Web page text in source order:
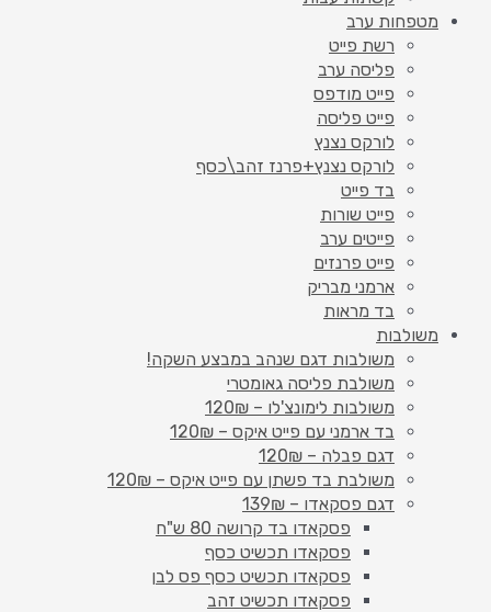
מטפחות ערב
רשת פייט
פליסה ערב
פייט מודפס
פייט פליסה
לורקס נצנץ
לורקס נצנץ+פרנז זהב\כסף
בד פייט
פייט שורות
פייטים ערב
פייט פרנזים
ארמני מבריק
בד מראות
משולבות
משולבות דגם שנהב במבצע השקה!
משולבת פליסה גאומטרי
משולבות לימונצ'לו – 120₪
בד ארמני עם פייט איקס – 120₪
דגם פבלה – 120₪
משולבת בד פשתן עם פייט איקס – 120₪
דגם פסקאדו – 139₪
פסקאדו בד קרושה 80 ש"ח
פסקאדו תכשיט כסף
פסקאדו תכשיט כסף פס לבן
פסקאדו תכשיט זהב